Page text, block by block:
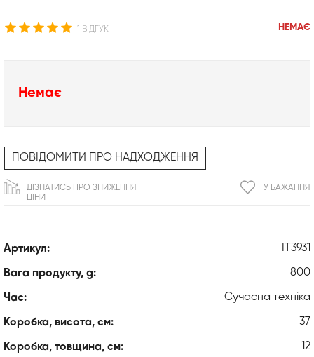
1 ВІДГУК НЕМАЄ
Артикул: IT3931
Вага продукту, g: 800
Час: Сучасна техніка
Коробка, висота, см: 37
Коробка, товщина, см: 12
Немає
ПОВІДОМИТИ ПРО НАДХОДЖЕННЯ
У БАЖАННЯ
ДІЗНАТИСЬ ПРО ЗНИЖЕННЯ
ЦІНИ